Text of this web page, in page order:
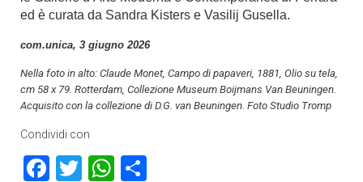
ed è curata da Sandra Kisters e Vasilij Gusella.
com.unica, 3 giugno 2026
Nella foto in alto: Claude Monet, Campo di papaveri, 1881, Olio su tela,
cm 58 x 79. Rotterdam, Collezione Museum Boijmans Van Beuningen.
Acquisito con la collezione di D.G. van Beuningen. Foto Studio Tromp
Condividi con
Facebook
TwitterWhatsApp